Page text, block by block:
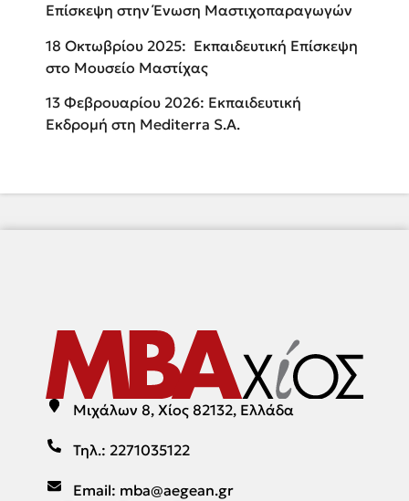
Επίσκεψη στην Ένωση Μαστιχοπαραγωγών
18 Οκτωβρίου 2025: Εκπαιδευτική Επίσκεψη
στο Μουσείο Μαστίχας
13 Φεβρουαρίου 2026: Εκπαιδευτική
Εκδρομή στη Mediterra S.A.
Μιχάλων 8, Χίος 82132, Ελλάδα
Τηλ.: 2271035122
Email: mba@aegean.gr